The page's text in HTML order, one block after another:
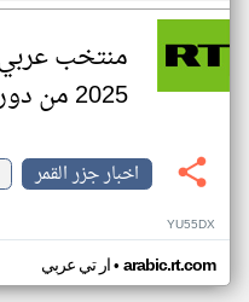
منتخب
2025 من دور المجموعات
اخبار جزر القمر
YU55DX
ار تي عربي• arabic.rt.com